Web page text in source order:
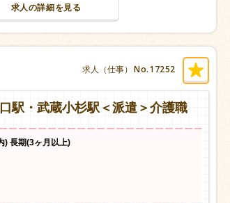
求人の詳細を見る
求人（仕事） No.17252
駅・武蔵小杉駅＜派遣＞介護職
) 長期(3ヶ月以上)